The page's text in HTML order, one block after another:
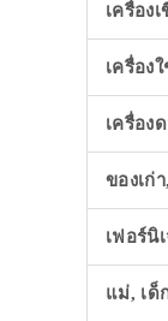
เครื่อง
เครื่อง
เครื่อง
ของเก่
เฟอร์นิ
แม่, เด็